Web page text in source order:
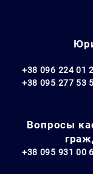
+38 096 224 01
+38 095 277 53
Вопросы
+38 095 931 00